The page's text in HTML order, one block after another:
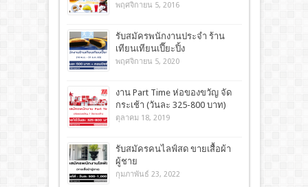
พฤศจิกายน 5, 2016
รับสมัครพนักงานประจำ ร้าน
เทียนเทียนเปี๊ยะปิ้ง
พฤศจิกายน 5, 2020
งาน Part Time ห่อของขวัญ จัด
กระเช้า (วันละ 325-800 บาท)
ตุลาคม 18, 2019
รับสมัครคนไลฟ์สด ขายเสื้อผ้า
ผู้ชาย
กุมภาพันธ์ 23, 2022